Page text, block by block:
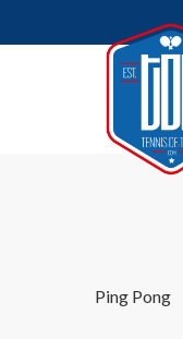
Ping Pong